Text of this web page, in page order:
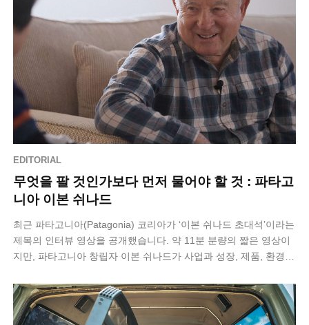
EDITORIAL
무엇을 팔 것인가보다 먼저 물어야 할 것 : 파타고
니아 이본 쉬나드
최근 파타고니아(Patagonia) 코리아가 ‘이본 쉬나드 초대석’​이라는
제목의 인터뷰 영상을 공개했습니다. 약 11분 분량의 짧은 영상이
지만, 파타고니아 창립자 이본 쉬나드가 사업과 성장, 제품, 환경에